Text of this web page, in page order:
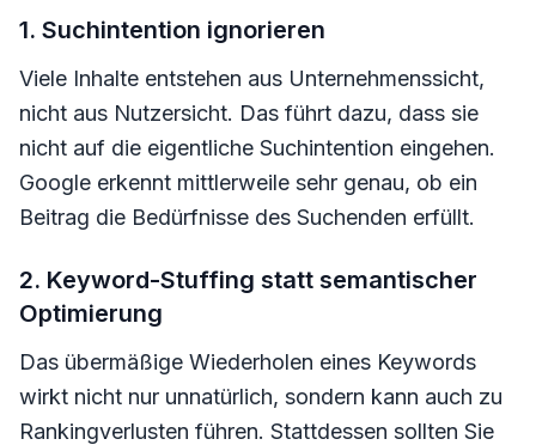
1. Suchintention ignorieren
Viele Inhalte entstehen aus Unternehmenssicht,
nicht aus Nutzersicht. Das führt dazu, dass sie
nicht auf die eigentliche Suchintention eingehen.
Google erkennt mittlerweile sehr genau, ob ein
Beitrag die Bedürfnisse des Suchenden erfüllt.
2. Keyword-Stuffing statt semantischer
Optimierung
Das übermäßige Wiederholen eines Keywords
wirkt nicht nur unnatürlich, sondern kann auch zu
Rankingverlusten führen. Stattdessen sollten Sie